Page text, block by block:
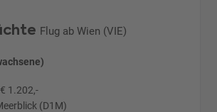
Flug ab Wien (VIE)
1.202,-
(D1M)